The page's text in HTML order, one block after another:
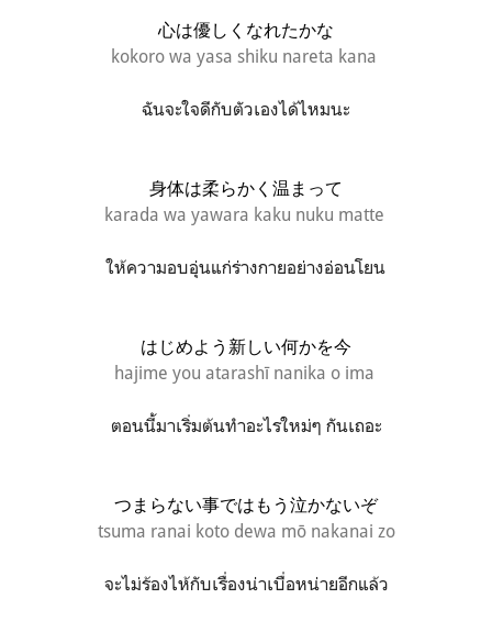
心は優しくなれたかな
kokoro wa yasa shiku nareta kana
ฉันจะใจดีกับตัวเองได้ไหมนะ
身体は柔らかく温まって
karada wa yawara kaku nuku matte
ให้ความอบอุ่นแก่ร่างกายอย่างอ่อนโยน
はじめよう新しい何かを今
hajime you atarashī nanika o ima
ตอนนี้มาเริ่มต้นทำอะไรใหม่ๆ กันเถอะ
つまらない事ではもう泣かないぞ
tsuma ranai koto dewa mō nakanai zo
จะไม่ร้องไห้กับเรื่องน่าเบื่อหน่ายอีกแล้ว